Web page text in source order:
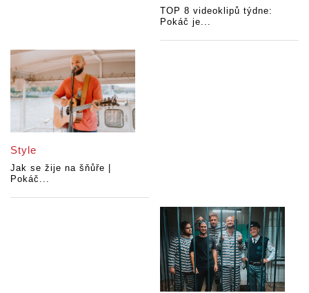
TOP 8 videoklipů týdne:
Pokáč je...
Style
Jak se žije na šňůře |
Pokáč...